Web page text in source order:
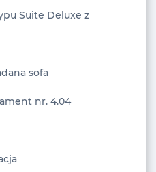
Suite Deluxe z
sofa
nr. 4.04